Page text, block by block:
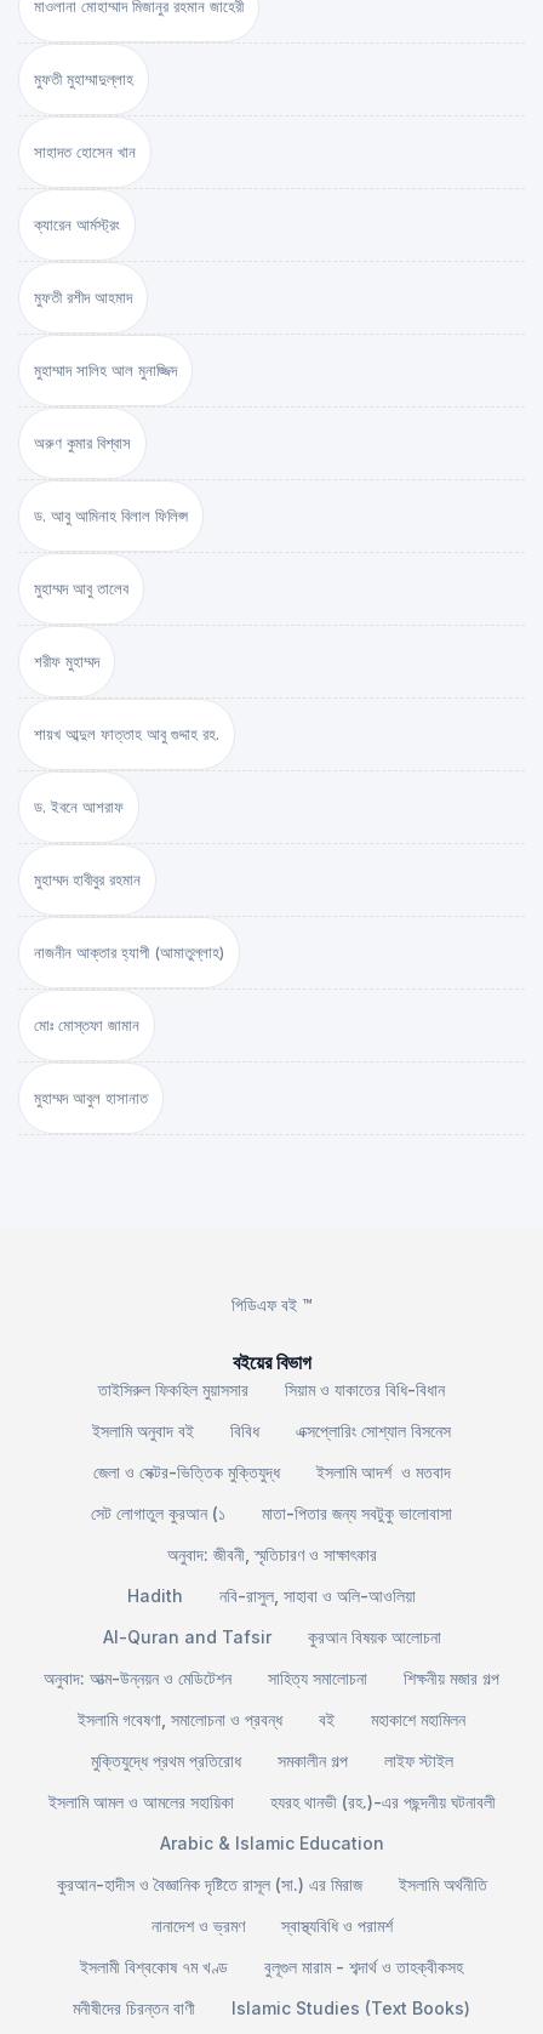
মাওলানা মোহাম্মাদ মিজানুর রহমান জাহেরী
মুফতী মুহাম্মাদুল্লাহ
সাহাদত হোসেন খান
ক্যারেন আর্মস্ট্রং
মুফতী রশীদ আহমাদ
মুহাম্মাদ সালিহ আল মুনাজ্জিদ
অরুণ কুমার বিশ্বাস
ড. আবু আমিনাহ বিলাল ফিলিপ্স
মুহাম্মদ আবু তালেব
শরীফ মুহাম্মদ
শায়খ আব্দুল ফাত্তাহ আবু গুদ্দাহ রহ.
ড. ইবনে আশরাফ
মুহাম্মদ হাবীবুর রহমান
নাজনীন আক্তার হ্যাপী (আমাতুল্লাহ)
মোঃ মোস্তফা জামান
মুহাম্মদ আবুল হাসানাত
পিডিএফ বই ™
বইয়ের বিভাগ
তাইসিরুল ফিকহিল মুয়াসসার
সিয়াম ও যাকাতের বিধি-বিধান
ইসলামি অনুবাদ বই
বিবিধ
এক্সপ্লোরিং সোশ্যাল বিসনেস
জেলা ও সেক্টর-ভিত্তিক মুক্তিযুদ্ধ
ইসলামি আদর্শ ও মতবাদ
সেট লোগাতুল কুরআন (১
মাতা-পিতার জন্য সবটুকু ভালোবাসা
অনুবাদ: জীবনী, স্মৃতিচারণ ও সাক্ষাৎকার
Hadith
নবি-রাসুল, সাহাবা ও অলি-আওলিয়া
Al-Quran and Tafsir
কুরআন বিষয়ক আলোচনা
অনুবাদ: আত্ম-উন্নয়ন ও মেডিটেশন
সাহিত্য সমালোচনা
শিক্ষনীয় মজার গল্প
ইসলামি গবেষণা, সমালোচনা ও প্রবন্ধ
বই
মহাকাশে মহামিলন
মুক্তিযুদ্ধে প্রথম প্রতিরোধ
সমকালীন গল্প
লাইফ স্টাইল
ইসলামি আমল ও আমলের সহায়িকা
হযরহ থানভী (রহ.)-এর পছন্দনীয় ঘটনাবলী
Arabic & Islamic Education
কুরআন-হাদীস ও বৈজ্ঞানিক দৃষ্টিতে রাসূল (সা.) এর মিরাজ
ইসলামি অর্থনীতি
নানাদেশ ও ভ্রমণ
স্বাস্থ্যবিধি ও পরামর্শ
ইসলামী বিশ্বকোষ ৭ম খণ্ড
বুলূগুল মারাম - শব্দার্থ ও তাহক্বীকসহ
মনীষীদের চিরন্তন বাণী
Islamic Studies (Text Books)